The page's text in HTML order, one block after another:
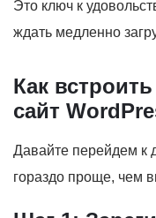
Это ключ к
ждать медленно
Как
сайт
Давайте перейдем к
гораздо проще, чем